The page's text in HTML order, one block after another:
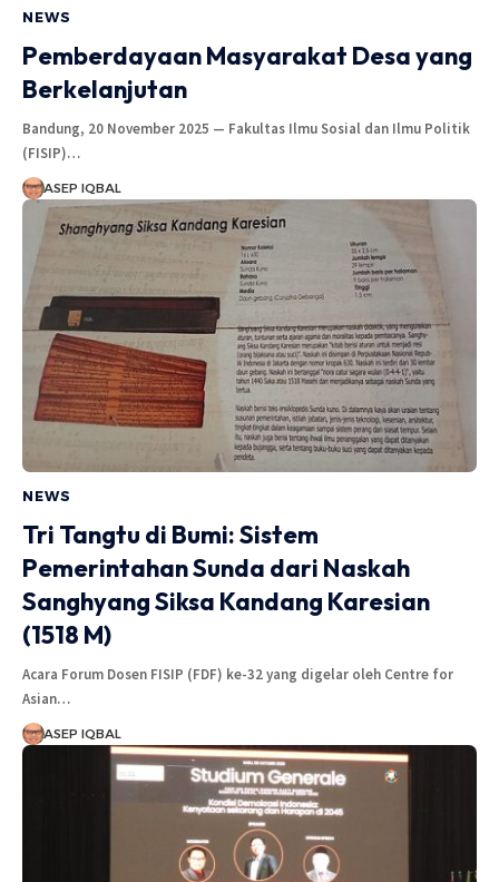
NEWS
Pemberdayaan Masyarakat Desa yang
Berkelanjutan
Bandung, 20 November 2025 — Fakultas Ilmu Sosial dan Ilmu Politik
(FISIP)…
ASEP IQBAL
NEWS
Tri Tangtu di Bumi: Sistem
Pemerintahan Sunda dari Naskah
Sanghyang Siksa Kandang Karesian
(1518 M)
Acara Forum Dosen FISIP (FDF) ke-32 yang digelar oleh Centre for
Asian…
ASEP IQBAL